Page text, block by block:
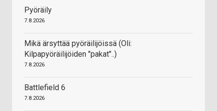
Pyöräily
7.8.2026
Mikä ärsyttää pyöräilijöissä (Oli:
Kilpapyöräilijöiden "pakat"..)
7.8.2026
Battlefield 6
7.8.2026